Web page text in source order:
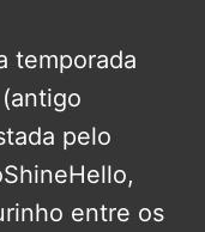
temporada
pelo
entre os